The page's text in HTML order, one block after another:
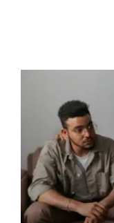
A mente sente
Online